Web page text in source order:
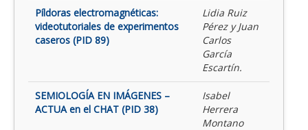
Píldoras electromagnéticas:
videotutoriales de experimentos
caseros (PID 89)
Lidia Ruiz
Pérez y Juan
Carlos
García
Escartín.
SEMIOLOGÍA EN IMÁGENES –
ACTUA en el CHAT (PID 38)
Isabel
Herrera
Montano